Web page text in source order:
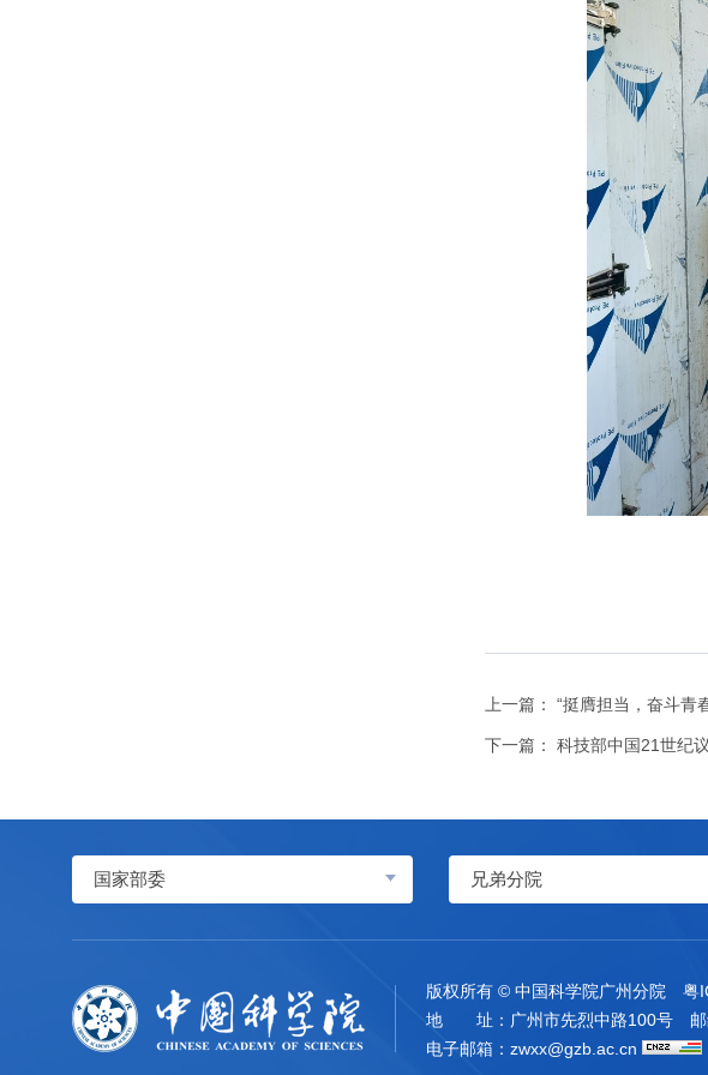
上一篇： “挺膺担当，奋斗
下一篇： 科技部中国21世纪
国家部委 兄弟分院
版权所有 © 中国科学院广州分院 粤
地 址：广州市先烈中路100号
电子邮箱： zwxx@gzb.ac.cn